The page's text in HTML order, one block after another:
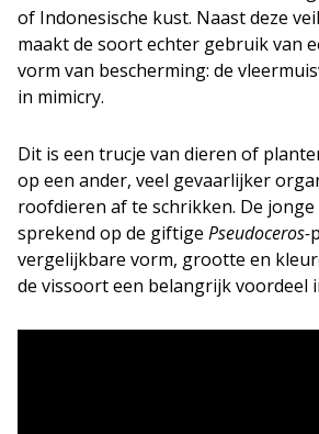
of Indonesische kust. Naast deze
maakt de soort echter gebruik van
vorm van bescherming: de
in mimicry.
Dit is een trucje van dieren of
op een ander, veel gevaarlijker
roofdieren af te schrikken. De
sprekend op de giftige Pseudoceros-
vergelijkbare vorm, grootte en
de vissoort een belangrijk voordeel